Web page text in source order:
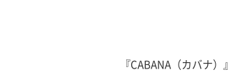
『CABANA（カバナ